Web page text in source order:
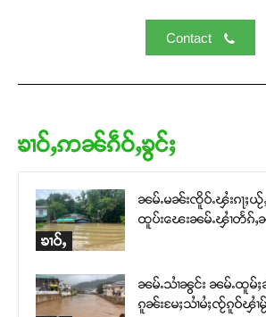
Contact
ၶၢဝ်ႇဢၼ်ၵဵဝ်ႇၶွင်ႈ
ၶၢဝ်ႇ
ၼမ်ႉမၼ်းၸိူဝ်ႉၾႆးၵႃႈယႂ်
ထူပ်းၽေးၼမ်ႉၾၢႆတႅၵ်
ၼမ်ႉသၢႆၼွင်း ၼမ်ႉထူမ်ႈ
ၵူၼ်းမႄႈသၢႆမႆႈၸႂ်ၵူဝ်ၾၢႆ